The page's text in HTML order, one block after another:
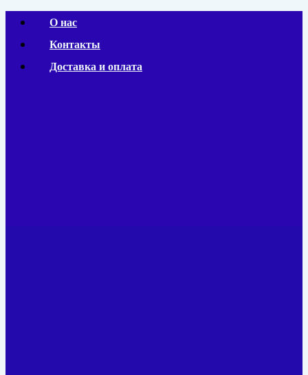
Перейти
содержимому
О нас
Контакты
Доставка и оплата